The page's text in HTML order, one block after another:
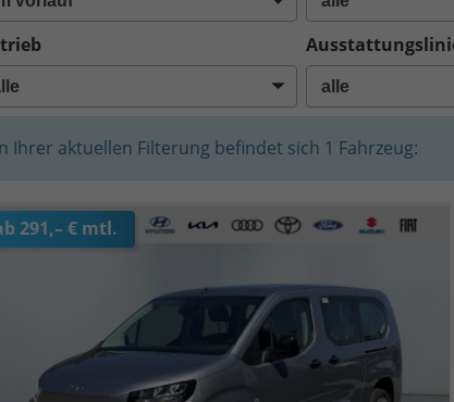
Ihrer aktuellen Filterung befindet sich 1 Fahrzeug:
291,– € mtl.